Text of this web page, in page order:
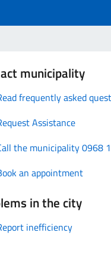
municipality
frequently asked
Assistance
the municipality 0968
an appointment
in the city
inefficiency